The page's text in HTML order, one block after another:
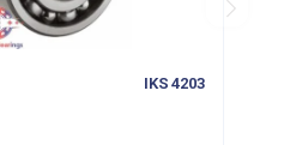
4203 IKS